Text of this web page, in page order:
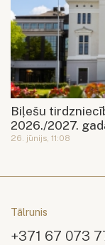
Biļešu
2026./2027.
26. jūnijs, 11:08
Tālrunis
+371 67 073